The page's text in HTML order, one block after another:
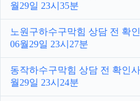
월29일 23시35분
노원구하수구막힘 상담 전 확
06월29일 23시27분
동작하수구막힘 상담 전 확인
월29일 23시24분